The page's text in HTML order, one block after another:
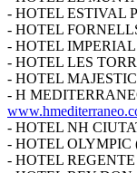
- HOTEL ESTIVAL
- HOTEL
- HOTEL
- HOTEL LES
- HOTEL MAJESTIC
- H
- HOTEL NH
- HOTEL
- HOTEL